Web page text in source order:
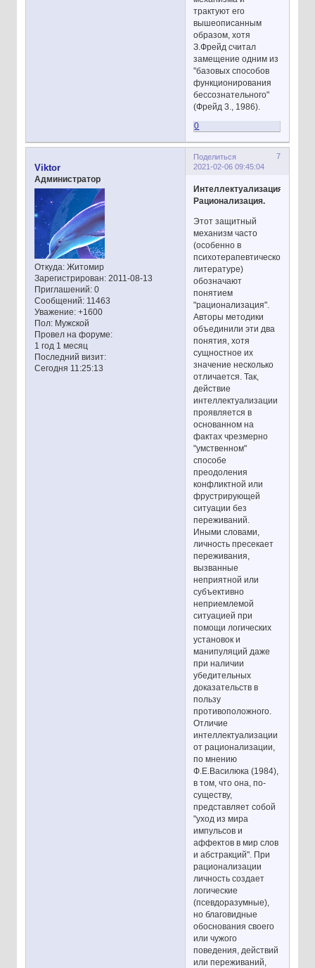
трактуют его
вышеописанным
образом, хотя
З.Фрейд считал
замещение одним из
"базовых способов
функционирования
бессознательного"
(Фрейд 3., 1986).
0
Поделиться
7
2021-02-06 09:45:04
Viktor
Администратор
Откуда:Житомир
Зарегистрирован: 2011-08-13
Приглашений:0
Сообщений:11463
Уважение: +1600
Пол:Мужской
Провел на форуме:
1 год 1 месяц
Последний визит:
Сегодня 11:25:13
Интеллектуализация.
Рационализация.
Этот защитный
механизм часто
(особенно в
психотерапевтической
литературе)
обозначают
понятием
"рационализация".
Авторы методики
объединили эти два
понятия, хотя
сущностное их
значение несколько
отличается. Так,
действие
интеллектуализации
проявляется в
основанном на
фактах чрезмерно
"умственном"
способе
преодоления
конфликтной или
фрустрирующей
ситуации без
переживаний.
Иными словами,
личность пресекает
переживания,
вызванные
неприятной или
субъективно
неприемлемой
ситуацией при
помощи логических
установок и
манипуляций даже
при наличии
убедительных
доказательств в
пользу
противоположного.
Отличие
интеллектуализации
от рационализации,
по мнению
Ф.Е.Василюка (1984),
в том, что она, по-
существу,
представляет собой
"уход из мира
импульсов и
аффектов в мир слов
и абстракций". При
рационализации
личность создает
логические
(псевдоразумные),
но благовидные
обоснования своего
или чужого
поведения, действий
или переживаний,